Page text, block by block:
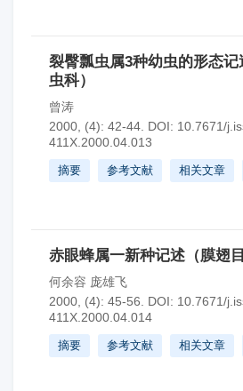
裂臀瓢虫属3种幼虫的形态
虫科）
曾涛
2000, (4): 42-44. DOI: 10.7671/
411X.2000.04.013
摘要 参考文献 相关文章
赤眼蜂属一新种记述（膜翅
何余容 庞雄飞
2000, (4): 45-56.
DOI: 10.7671/
411X.2000.04.014
摘要 参考文献 相关文章